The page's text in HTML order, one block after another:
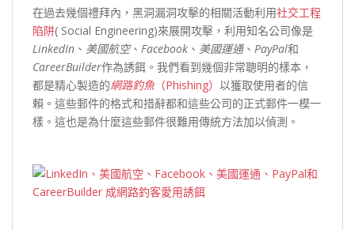
在過去幾個禮拜內，黑洞漏洞攻擊的相關活動利用社交工程
陷阱( Social Engineering)來展開攻擊，利用知名公司像是
LinkedIn 、 美國航空、 Facebook 、 美國運通、 PayPal和
CareerBuilder作為誘餌。我們看到幾個非常聰明的樣本，
都是精心製造的網路釣魚 （Phishing） 以獲取使用者的信
賴。這些郵件的格式和措辭都和這些公司的正式郵件一模一
樣。這也是為什麼這些郵件很難用傳統方法加以偵測。